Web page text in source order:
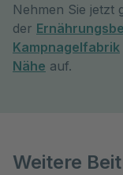
Nehmen Sie jetzt
der
Kampnagelfabrik
Nähe auf.
Weitere